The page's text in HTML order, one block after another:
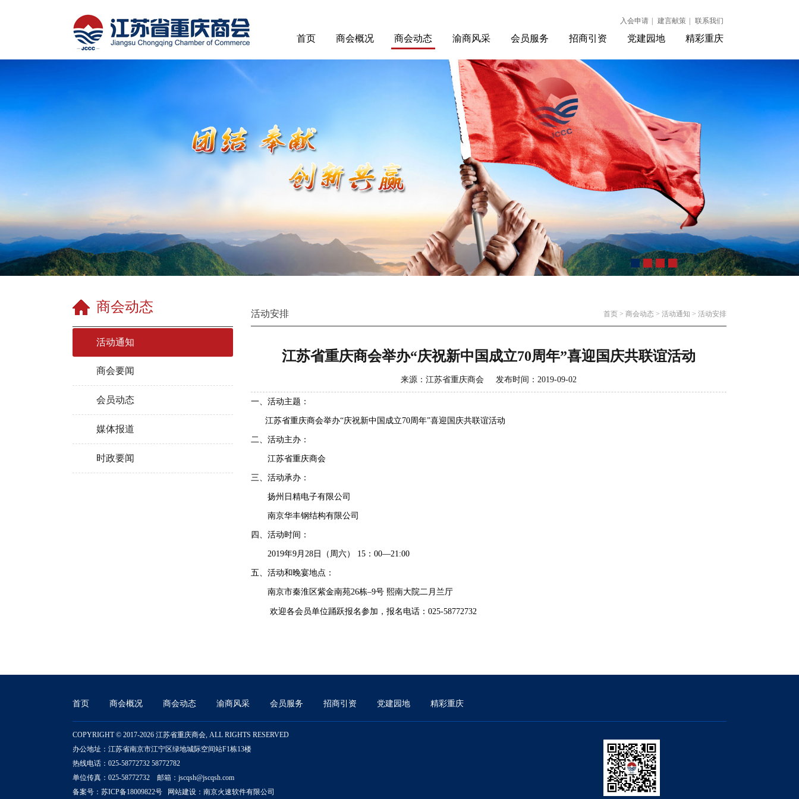
入会申请 建言献策 联系我们
首页 商会概况 商会动态 渝商风采 会员服务 招商引资 党建园地 精彩重庆
商会动态
活动通知
商会要闻
会员动态
媒体报道
时政要闻
活动安排 首页 > 商会动态 > 活动通知 > 活动安排
江苏省重庆商会举办“庆祝新中国成立70周年”喜迎国庆共联谊活动
来源：江苏省重庆商会 发布时间：2019-09-02
一、活动主题：
江苏省重庆商会举办“庆祝新中国成立70周年”喜迎国庆共联谊活动
二、活动主办：
江苏省重庆商会
三、活动承办：
扬州日精电子有限公司
南京华丰钢结构有限公司
四、活动时间：
2019年9月28日（周六） 15：00—21:00
五、活动和晚宴地点：
南京市秦淮区紫金南苑26栋–9号 熙南大院二月兰厅
欢迎各会员单位踊跃报名参加，报名电话：025-58772732
首页 商会概况 商会动态 渝商风采 会员服务 招商引资 党建园地 精彩重庆
COPYRIGHT © 2017-2026 江苏省重庆商会, ALL RIGHTS RESERVED
办公地址：江苏省南京市江宁区绿地城际空间站F1栋13楼
热线电话：025-58772732 58772782
单位传真：025-58772732 邮箱：jscqsh@jscqsh.com
备案号： 苏ICP备18009822号 网站建设： 南京火速软件有限公司